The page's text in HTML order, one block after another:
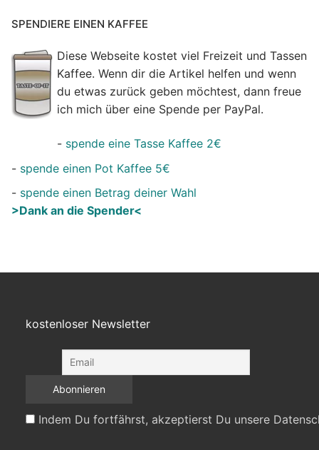
SPENDIERE EINEN KAFFEE
Diese Webseite kostet viel Freizeit und Tassen
Kaffee. Wenn dir die Artikel helfen und wenn
du etwas zurück geben möchtest, dann freue
ich mich über eine Spende per PayPal.
- spende eine Tasse Kaffee 2€
- spende einen Pot Kaffee 5€
- spende einen Betrag deiner Wahl
>Dank an die Spender<
kostenloser Newsletter
Indem Du fortfährst, akzeptierst Du unsere